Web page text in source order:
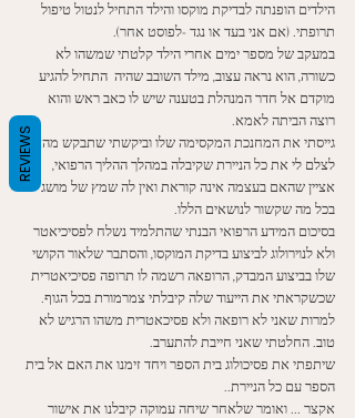
הילדים הופנתה לבדיקת מוקסו והילד התחיל לנטול טיפול
תרופתי. (אם אני בעד או נגד -לפוסט אחר).
במעקב של מספר ימים אחרי הילד קלטתי שמשהו לא
כשורה, הוא נראה עצוב, מילד השובב שהיה  התחיל להגיע
מוקדם אל חדר המנהלת בטענה שיש לו כאב ראש והוא
רוצה הביתה לאמא.
גייסתי את המחנכת המקסימה שלו וביקשתי שתבקש מהאם
לצלם לי את כל הניירת שקיבלה במהלך ההליך הרפואי,
אציין שהאם בעצמה אינה קוראת ואין לה שמץ של מושג
בכל מה שקשור לנושאים הללו.
בסיכום המידע הרפואי הבנתי שהתלמיד נשלח לפסיכיאטר
ולא לנוירולוג לביצוע בדיקת המוקסו, והסתבר שלאור הקושי
שלו בביצוע המבדק, הרופאה רשמה לו תרופה פסיכיאטרית
שכשקראתי את הייעוד שלה קיבלתי צמרמורת בכל הגוף.
למרות שאני לא רופאה ולא פסיכאטרית משהו הרגיש לא
טוב. החלטתי שאני חייבת להתערב.
שיתפתי את פסיכולוג בית הספר ויחד זימנו את האם אל בית
הספר עם כל הניירת..
אקצר ... ואומר שלאחר שיחה עמוקה קיבלנו את אישור
REVIEWS